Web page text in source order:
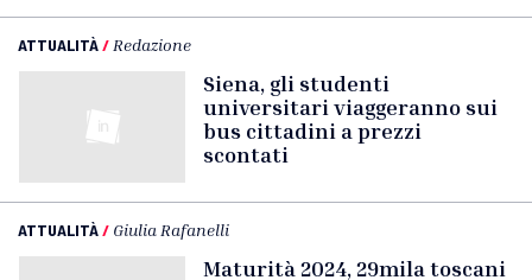
ATTUALITÀ/ Redazione
Siena, gli studenti
universitari viaggeranno sui
bus cittadini a prezzi
scontati
ATTUALITÀ/ Giulia Rafanelli
Maturità 2024, 29mila toscani